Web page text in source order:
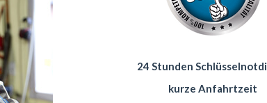
24 Stunden
kurze Anfahrtzeit